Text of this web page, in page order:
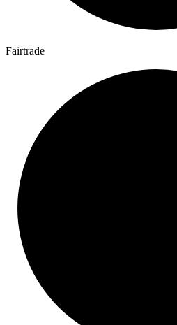
Fairtrade